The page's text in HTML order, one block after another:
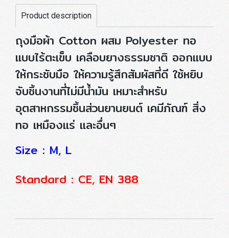
Product description
ถุงมือผ้า Cotton ผสม Polyester ทอ
แบบไร้ตะเข็บ เคลือบยางธรรมชาติ ออกแบบ
ให้กระชับมือ ให้ความรู้สึกสัมผัสที่ดี ใช้หยิบ
จับชิ้นงานที่ไม่มีน้ำมัน เหมาะสำหรับ
อุตสาหกรรมชิ้นส่วนยานยนต์ เคมีภัณฑ์ สิ่ง
ทอ เหมืองแร่ และอื่นๆ
Size : M, L
Standard : CE, EN 388